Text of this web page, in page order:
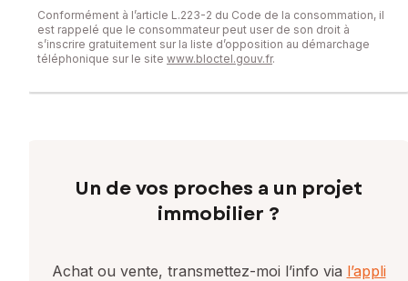
Conformément à l’article L.223-2 du Code de la consommation, il
est rappelé que le consommateur peut user de son droit à
s’inscrire gratuitement sur la liste d’opposition au démarchage
téléphonique sur le site www.bloctel.gouv.fr.
Un de vos proches a un projet
immobilier ?
Achat ou vente, transmettez-moi l’info via l’appli